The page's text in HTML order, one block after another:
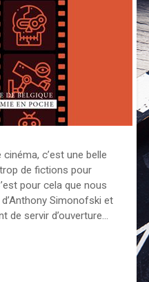
c’est une belle
de fictions pour
pour cela que nous
Simonofski et
de servir d’ouverture…